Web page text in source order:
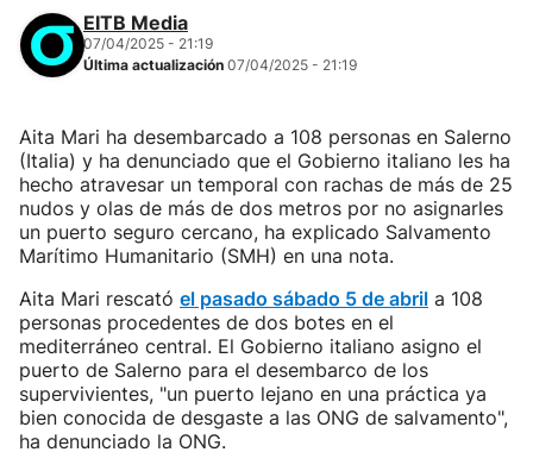
EITB Media
07/04/2025 - 21:19
Última actualización 07/04/2025 - 21:19
Aita Mari ha desembarcado a 108 personas en Salerno
(Italia) y ha denunciado que el Gobierno italiano les ha
hecho atravesar un temporal con rachas de más de 25
nudos y olas de más de dos metros por no asignarles
un puerto seguro cercano, ha explicado Salvamento
Marítimo Humanitario (SMH) en una nota.
Aita Mari rescató el pasado sábado 5 de abril a 108
personas procedentes de dos botes en el
mediterráneo central. El Gobierno italiano asigno el
puerto de Salerno para el desembarco de los
supervivientes, "un puerto lejano en una práctica ya
bien conocida de desgaste a las ONG de salvamento",
ha denunciado la ONG.